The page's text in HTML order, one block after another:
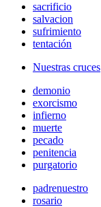
sacrificio
salvacion
sufrimiento
tentación
Nuestras cruces
demonio
exorcismo
infierno
muerte
pecado
penitencia
purgatorio
padrenuestro
rosario